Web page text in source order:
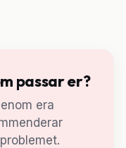
passar er?
era